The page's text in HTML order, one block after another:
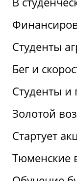
Студенты
Бег и
Студенты
Золотой
Стартует
Тюменские